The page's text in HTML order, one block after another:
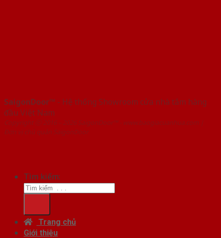
SaigonDoor™ - Hệ thống Showroom cửa nhà tắm hàng
đầu Việt Nam
Copyright ⓒ 2016 – 2026 SaigonDoor™ - www.baogiacuanhua.com |
Đơn vị chủ quản SaigonDoor
Tìm kiếm:
Trang chủ
Giới thiệu